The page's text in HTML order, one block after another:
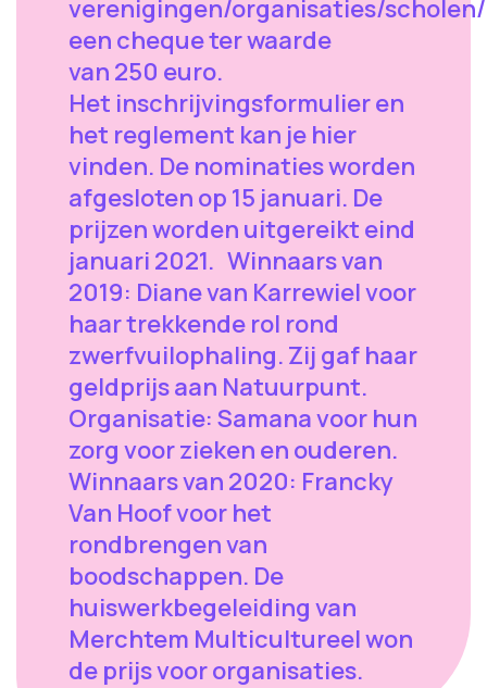
verenigingen/organisaties/
een cheque ter waarde
van 250 euro.
Het inschrijvingsformulier en
het reglement kan je hier
vinden. De nominaties worden
afgesloten op 15 januari. De
prijzen worden uitgereikt eind
januari 2021. Winnaars van
2019: Diane van Karrewiel voor
haar trekkende rol rond
zwerfvuilophaling. Zij gaf haar
geldprijs aan Natuurpunt.
Organisatie: Samana voor hun
zorg voor zieken en ouderen.
Winnaars van 2020: Francky
Van Hoof voor het
rondbrengen van
boodschappen. De
huiswerkbegeleiding van
Merchtem Multicultureel won
de prijs voor organisaties.